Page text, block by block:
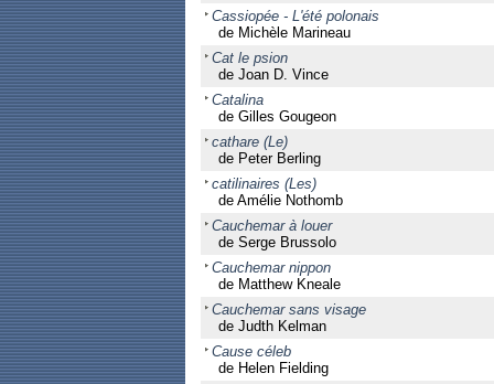
Cassiopée - L'été polonais
de Michèle Marineau
Cat le psion
de Joan D. Vince
Catalina
de Gilles Gougeon
cathare (Le)
de Peter Berling
catilinaires (Les)
de Amélie Nothomb
Cauchemar à louer
de Serge Brussolo
Cauchemar nippon
de Matthew Kneale
Cauchemar sans visage
de Judth Kelman
Cause céleb
de Helen Fielding